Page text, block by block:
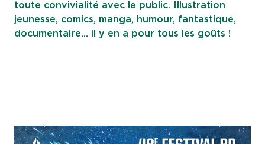
toute convivialité avec le public. Illustration
jeunesse, comics, manga, humour, fantastique,
documentaire… il y en a pour tous les goûts !